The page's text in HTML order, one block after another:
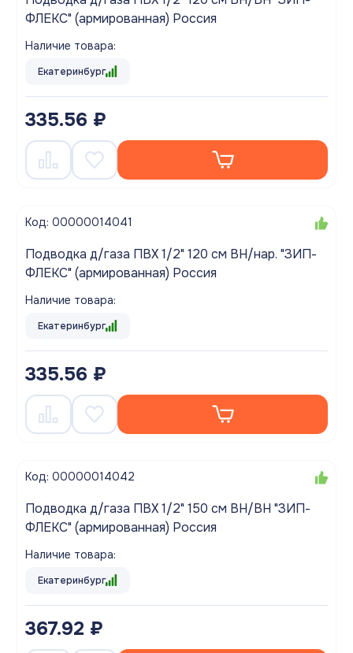
ФЛЕКС" (армированная) Россия
Наличие товара:
Екатеринбург
335.56 ₽
Код: 00000014041
Подводка д/газа ПВХ 1/2" 120 см ВН/нар. "ЗИП-
ФЛЕКС" (армированная) Россия
Наличие товара:
Екатеринбург
335.56 ₽
Код: 00000014042
Подводка д/газа ПВХ 1/2" 150 см ВН/ВН "ЗИП-
ФЛЕКС" (армированная) Россия
Наличие товара:
Екатеринбург
367.92 ₽